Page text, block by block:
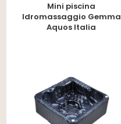
Mini piscina
Idromassaggio Gemma
Aquos Italia